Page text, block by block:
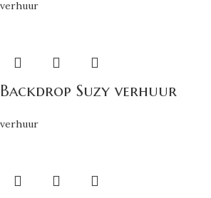
verhuur
Backdrop Suzy verhuur
verhuur